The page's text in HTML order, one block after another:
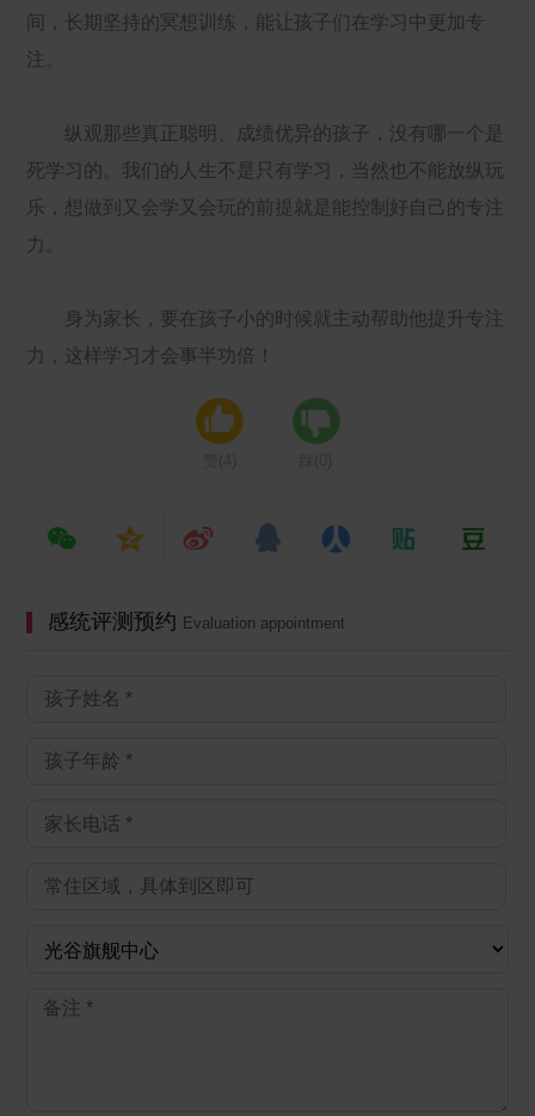
间，长期坚持的冥想训练，能让孩子们在学习中更加专
注。
纵观那些真正聪明、成绩优异的孩子，没有哪一个是
死学习的。我们的人生不是只有学习，当然也不能放纵玩
乐，想做到又会学又会玩的前提就是能控制好自己的专注
力。
身为家长，要在孩子小的时候就主动帮助他提升专注
力，这样学习才会事半功倍！
感统评测预约 Evaluation appointment